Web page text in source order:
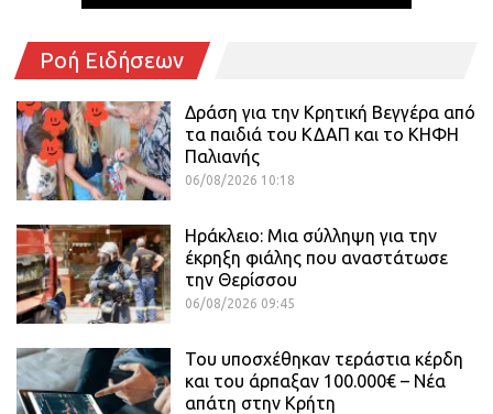
Ροή Ειδήσεων
Δράση για την Κρητική Βεγγέρα από
τα παιδιά του ΚΔΑΠ και το ΚΗΦΗ
Παλιανής
06/08/2026 10:18
Ηράκλειο: Μια σύλληψη για την
έκρηξη φιάλης που αναστάτωσε
την Θερίσσου
06/08/2026 09:45
Του υποσχέθηκαν τεράστια κέρδη
και του άρπαξαν 100.000€ – Νέα
απάτη στην Κρήτη